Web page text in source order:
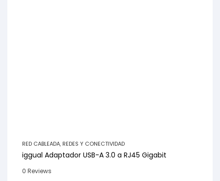
RED CABLEADA, REDES Y CONECTIVIDAD
iggual Adaptador USB-A 3.0 a RJ45 Gigabit
0 Reviews